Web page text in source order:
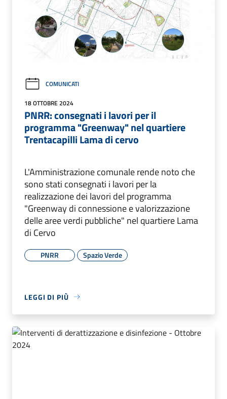
COMUNICATI
18 OTTOBRE 2024
PNRR: consegnati i lavori per il
programma "Greenway" nel quartiere
Trentacapilli Lama di cervo
L'Amministrazione comunale rende noto che
sono stati consegnati i lavori per la
realizzazione dei lavori del programma
"Greenway di connessione e valorizzazione
delle aree verdi pubbliche" nel quartiere Lama
di Cervo
PNRR Spazio Verde
LEGGI DI PIÙ